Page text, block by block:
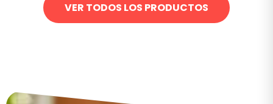
VER TODOS LOS PRODUCTOS